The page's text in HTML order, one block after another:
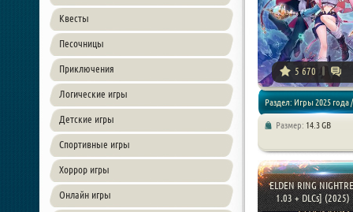
Квесты
Песочницы
Приключения
Логические игры
Детские игры
Спортивные игры
Хоррор игры
Онлайн игры
5 670
Раздел: Игры 2025 года /
Размер: 14.3 GB
ELDEN RING
1.03 + DLCs] (2025)